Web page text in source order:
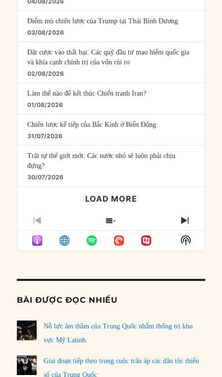
Điểm mù chiến lược của Trump tại Thái Bình Dương
03/08/2026
Đặt cược vào thất bại: Các quỹ đầu tư mạo hiểm quốc gia
và khía cạnh chính trị của vốn rủi ro
02/08/2026
Làm thế nào để kết thúc Chiến tranh Iran?
01/08/2026
Chiến lược kế tiếp của Bắc Kinh ở Biển Đông
31/07/2026
Trật tự thế giới mới: Các nước nhỏ sẽ luôn phải chịu
đựng?
30/07/2026
LOAD MORE
PREVIOUS
EPISODE
SHOW
EPISODES
LIST
NEXT
Show
Podcast
BÀI ĐƯỢC ĐỌC NHIỀU
Nỗ lực âm thầm của Trung Quốc nhằm thống trị khu
vực Mỹ Latinh
Giai đoạn tiếp theo trong cuộc trấn áp các dân tộc thiểu
số của Trung Quốc